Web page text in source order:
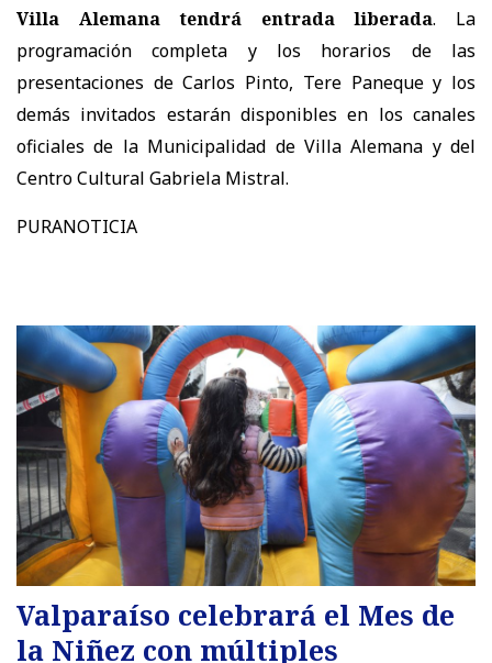
Villa Alemana tendrá entrada liberada. La
programación completa y los horarios de las
presentaciones de Carlos Pinto, Tere Paneque y los
demás invitados estarán disponibles en los canales
oficiales de la Municipalidad de Villa Alemana y del
Centro Cultural Gabriela Mistral.
PURANOTICIA
Valparaíso celebrará el Mes de
la Niñez con múltiples